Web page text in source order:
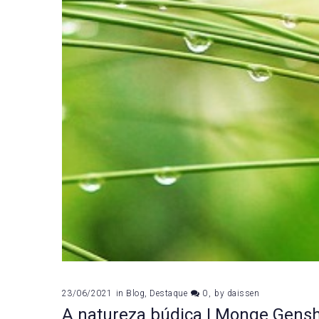
23/06/2021 in Blog, Destaque 0 by daissen
A natureza búdica | Monge